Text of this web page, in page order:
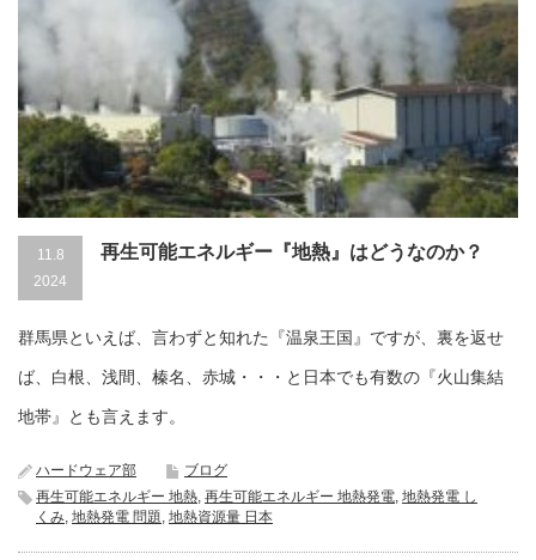
11.8
2024
再生可能エネルギー『地熱』はどうなのか？
群馬県といえば、言わずと知れた『温泉王国』ですが、裏を返せ
ば、白根、浅間、榛名、赤城・・・と日本でも有数の『火山集結
地帯』とも言えます。
ハードウェア部
ブログ
再生可能エネルギー 地熱, 再生可能エネルギー 地熱発電, 地熱発電 し
くみ, 地熱発電 問題, 地熱資源量 日本